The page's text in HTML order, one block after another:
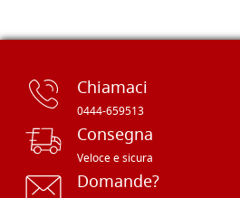
Chiamaci
0444-659513
Consegna
Veloce e sicura
Domande?